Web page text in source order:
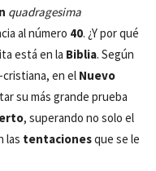
quadragesima
al número 40. ¿Y por qué
está en la Biblia. Según
en el Nuevo
su más grande prueba
, superando no solo el
las tentacionesque se le